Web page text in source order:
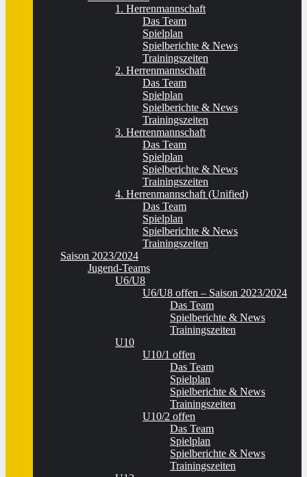
1. Herrenmannschaft
Das Team
Spielplan
Spielberichte & News
Trainingszeiten
2. Herrenmannschaft
Das Team
Spielplan
Spielberichte & News
Trainingszeiten
3. Herrenmannschaft
Das Team
Spielplan
Spielberichte & News
Trainingszeiten
4. Herrenmannschaft (Unified)
Das Team
Spielplan
Spielberichte & News
Trainingszeiten
Saison 2023/2024
Jugend-Teams
U6/U8
U6/U8 offen – Saison 2023/2024
Das Team
Spielberichte & News
Trainingszeiten
U10
U10/1 offen
Das Team
Spielplan
Spielberichte & News
Trainingszeiten
U10/2 offen
Das Team
Spielplan
Spielberichte & News
Trainingszeiten